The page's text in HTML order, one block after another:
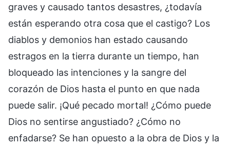
graves y causado tantos desastres, ¿todavía
están esperando otra cosa que el castigo? Los
diablos y demonios han estado causando
estragos en la tierra durante un tiempo, han
bloqueado las intenciones y la sangre del
corazón de Dios hasta el punto en que nada
puede salir. ¡Qué pecado mortal! ¿Cómo puede
Dios no sentirse angustiado? ¿Cómo no
enfadarse? Se han opuesto a la obra de Dios y la